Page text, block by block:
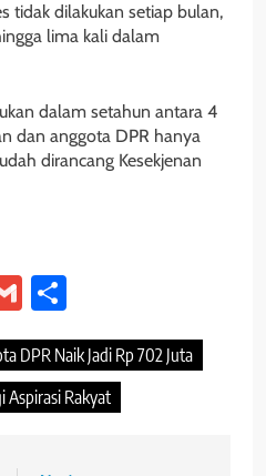
tidak dilakukan setiap bulan,
lima kali dalam
dalam setahun antara 4
dan anggota DPR hanya
dirancang Kesekjenan
Gmail
DPR Naik Jadi Rp 702 Juta
Aspirasi Rakyat